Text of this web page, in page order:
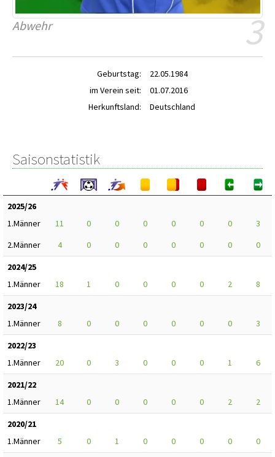
3
Abwehr
Geburtstag:
22.05.1984
im Verein seit:
01.07.2016
Herkunftsland:
Deutschland
Saisonstatistik
2025/26
1.Männer
11 0 0 0 0 0 0
3
2.Männer
4 0 0 0 0 0 0
0
2024/25
1.Männer
18 1 0 0 0 0 2
8
2023/24
1.Männer
8 0 0 0 0 0 0
3
2022/23
1.Männer
20 0 3 0 0 0 1
6
2021/22
1.Männer
14 0 0 0 0 0 2
2
2020/21
1.Männer
5 0 1 0 0 0 0
0